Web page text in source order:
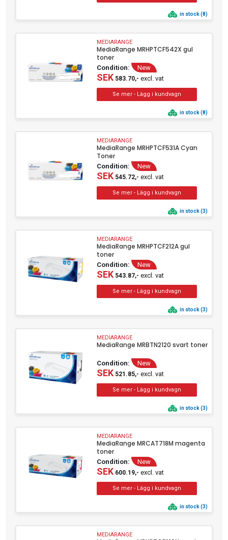
in stock (8)
MEDIARANGE
MediaRange MRHPTCF542X gul
toner
Condition: New
SEK583.70,- excl. vat
in stock (8)
MEDIARANGE
MediaRange MRHPTCF531A Cyan
Toner
Condition: New
SEK545.72,- excl. vat
in stock (3)
MEDIARANGE
MediaRange MRHPTCF212A gul
toner
Condition: New
SEK543.87,- excl. vat
in stock (3)
MEDIARANGE
MediaRange MRBTN2120 svart toner
Condition: New
SEK521.85,- excl. vat
in stock (3)
MEDIARANGE
MediaRange MRCAT718M magenta
toner
Condition: New
SEK600.19,- excl. vat
in stock (3)
MEDIARANGE